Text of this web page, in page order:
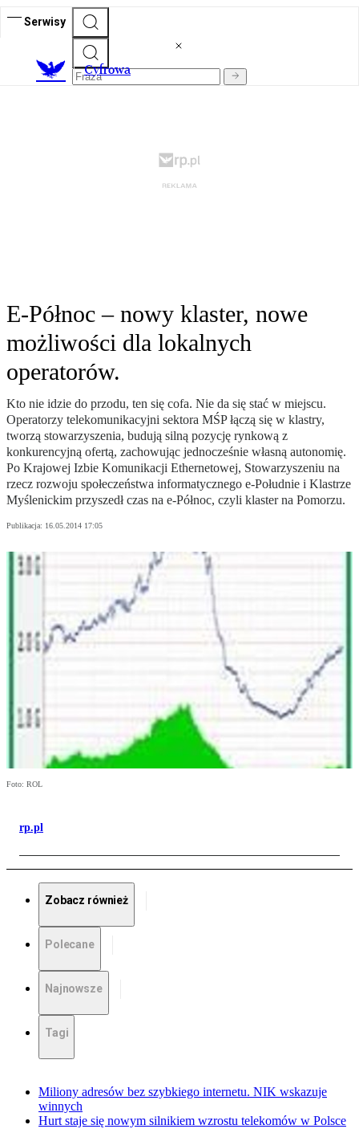
Serwisy
Cyfrowa
E-Północ – nowy klaster, nowe
możliwości dla lokalnych
operatorów.
Kto nie idzie do przodu, ten się cofa. Nie da się stać w miejscu.
Operatorzy telekomunikacyjni sektora MŚP łączą się w klastry,
tworzą stowarzyszenia, budują silną pozycję rynkową z
konkurencyjną ofertą, zachowując jednocześnie własną autonomię.
Po Krajowej Izbie Komunikacji Ethernetowej, Stowarzyszeniu na
rzecz rozwoju społeczeństwa informatycznego e-Południe i Klastrze
Myślenickim przyszedł czas na e-Północ, czyli klaster na Pomorzu.
Publikacja: 16.05.2014 17:05
Foto: ROL
rp.pl
Zobacz również
Polecane
Najnowsze
Tagi
Miliony adresów bez szybkiego internetu. NIK wskazuje
winnych
Hurt staje się nowym silnikiem wzrostu telekomów w Polsce